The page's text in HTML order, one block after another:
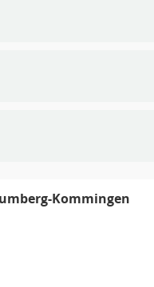
Kommingen